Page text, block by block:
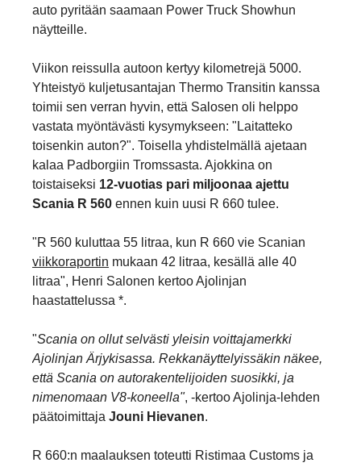
auto pyritään saamaan Power Truck Showhun
näytteille.
Viikon reissulla autoon kertyy kilometrejä 5000.
Yhteistyö kuljetusantajan Thermo Transitin kanssa
toimii sen verran hyvin, että Salosen oli helppo
vastata myöntävästi kysymykseen: "Laitatteko
toisenkin auton?". Toisella yhdistelmällä ajetaan
kalaa Padborgiin Tromssasta. Ajokkina on
toistaiseksi 12-vuotias pari miljoonaa ajettu
Scania R 560 ennen kuin uusi R 660 tulee.
"R 560 kuluttaa 55 litraa, kun R 660 vie Scanian
viikkoraportin mukaan 42 litraa, kesällä alle 40
litraa", Henri Salonen kertoo Ajolinjan
haastattelussa *.
"Scania on ollut selvästi yleisin voittajamerkki
Ajolinjan Ärjykisassa. Rekkanäyttelyissäkin näkee,
että Scania on autorakentelijoiden suosikki, ja
nimenomaan V8-koneella", -kertoo Ajolinja-lehden
päätoimittaja Jouni Hievanen.
R 660:n maalauksen toteutti Ristimaa Customs ja